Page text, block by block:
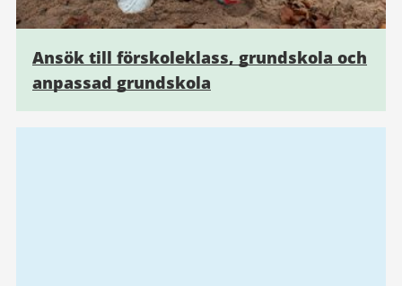
Ansök till förskoleklass, grundskola och
anpassad grundskola